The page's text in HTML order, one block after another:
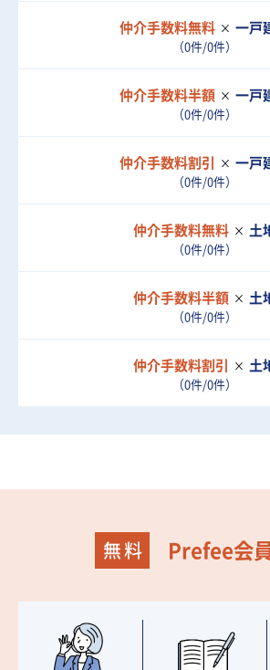
仲介手数料無料 一戸
（0件/0件）
仲介手数料半額 一戸
（0件/0件）
仲介手数料割引 一戸
（0件/0件）
仲介手数料無料 土
（0件/0件）
仲介手数料半額 土
（0件/0件）
仲介手数料割引 土
（0件/0件）
Prefee会